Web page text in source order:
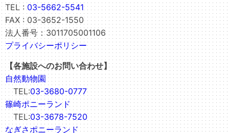
TEL :03-5662-5541
FAX : 03-3652-1550
法人番号：3011705001106
プライバシーポリシー
【各施設へのお問い合わせ】
自然動物園
TEL:03-3680-0777
篠崎ポニーランド
TEL:03-3678-7520
なぎさポニーランド